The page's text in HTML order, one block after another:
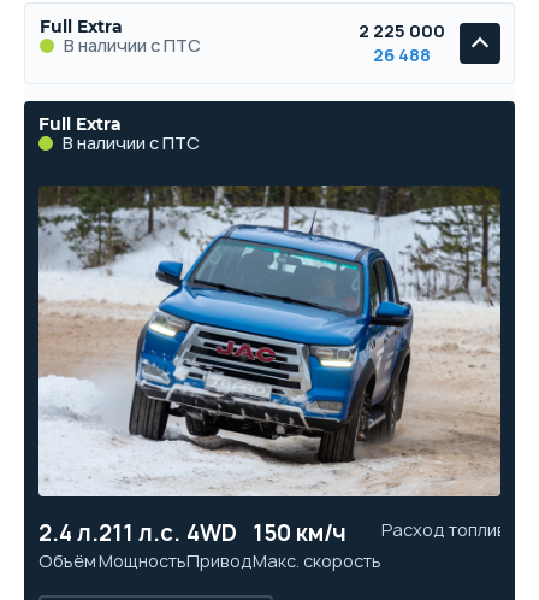
Full Extra
В наличии с ПТС
2 225 000
26 488
Full Extra
В наличии с ПТС
2.4 л.
Объём
211 л.с.
Мощность
4WD
Привод
150 км/ч
Макс. скорость
Расход топлива